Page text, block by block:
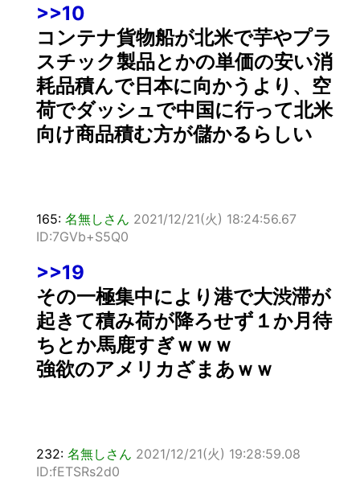
>>10
コンテナ貨物船が北米で芋やプラ
スチック製品とかの単価の安い消
耗品積んで日本に向かうより、空
荷でダッシュで中国に行って北米
向け商品積む方が儲かるらしい
165: 名無しさん 2021/12/21(火) 18:24:56.67
ID:7GVb+S5Q0
>>19
その一極集中により港で大渋滞が
起きて積み荷が降ろせず１か月待
ちとか馬鹿すぎｗｗｗ
強欲のアメリカざまあｗｗ
232: 名無しさん 2021/12/21(火) 19:28:59.08
ID:fETSRs2d0